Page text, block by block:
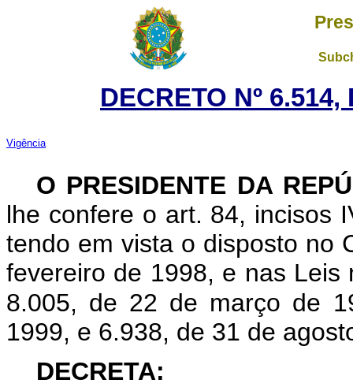
DECRETO Nº
Vigência
O PRESIDENTE DA
lhe confere o art. 84, incisos
tendo em vista o disposto no
fevereiro de 1998, e nas Leis
8.005, de 22 de março de
1999, e 6.938, de 31 de
DECRETA: